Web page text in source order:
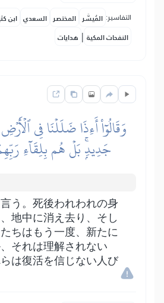
التفاسير: المُيسَّر المختصر السعدي ابن
النفحات المكية | هدايات
وَقَالُوٓاْ أَءِذَا ضَلَلۡنَا فِي
جَدِيدِۭۚ بَلۡ هُم بِلِقَآءِ
う。死後われわれの身
地中に消え去り、そし
ちはもう一度、新たに
それは理解されない
は復活を信じない人び